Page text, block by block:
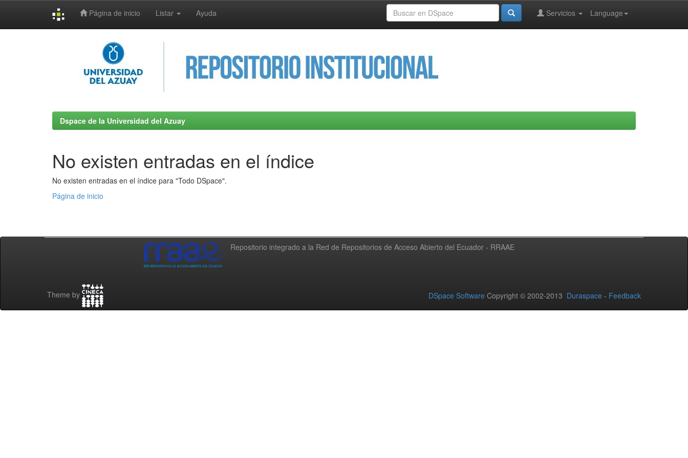
Página de inicio Listar Ayuda Language
Servicios
Dspace de la Universidad del Azuay
No existen entradas en el índice
No existen entradas en el índice para "Todo DSpace".
Página de inicio
Repositorio integrado a la Red de Repositorios de Acceso Abierto del Ecuador - RRAAE
Theme by DSpace Software Copyright © 2002-2013 Duraspace - Feedback